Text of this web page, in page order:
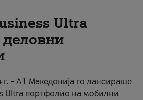
Ultra
г. – А1 Македонија го лансираше
Ultra портфолио на мобилни